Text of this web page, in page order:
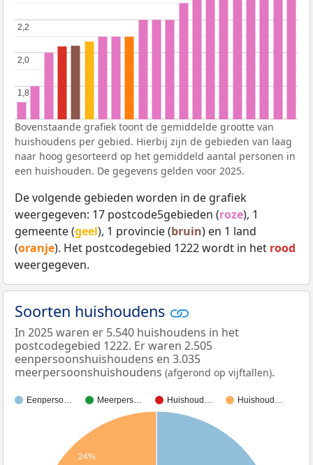
1,8
1,8
2,0
2,0
2,2
2,2
Bovenstaande grafiek toont de gemiddelde grootte van
huishoudens per gebied. Hierbij zijn de gebieden van laag
naar hoog gesorteerd op het gemiddeld aantal personen in
een huishouden. De gegevens gelden voor 2025.
De volgende gebieden worden in de grafiek
weergegeven: 17 postcode5gebieden (roze), 1
gemeente (geel), 1 provincie (bruin) en 1 land
(oranje). Het postcodegebied 1222 wordt in het rood
weergegeven.
Soorten huishoudens
In 2025 waren er 5.540 huishoudens in het
postcodegebied 1222. Er waren 2.505
eenpersoonshuishoudens en 3.035
meerpersoonshuishoudens (afgerond op vijftallen).
Eenperso… Meerpers… Huishoud… Huishoud…
24%